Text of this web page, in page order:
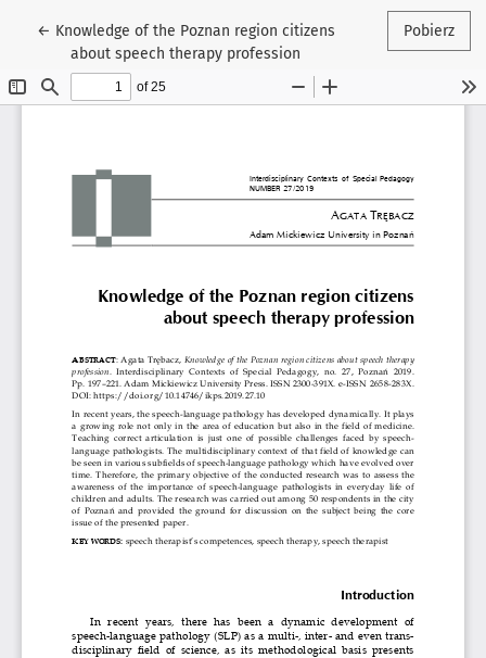
← Wróć do szczegółów artykułu
Knowledge of the Poznan region citizens
about speech therapy profession
Pobierz